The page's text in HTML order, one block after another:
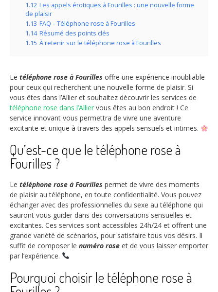
1.12 Les appels érotiques à Fourilles : une nouvelle forme
de plaisir
1.13 FAQ – Téléphone rose à Fourilles
1.14 Résumé des points clés
1.15 À retenir sur le téléphone rose à Fourilles
Le téléphone rose à Fourilles offre une expérience inoubliable
pour ceux qui recherchent une nouvelle forme de plaisir. Si
vous êtes dans l’Allier et souhaitez découvrir les services de
téléphone rose dans l’Allier vous êtes au bon endroit ! Ce
service innovant vous permettra de vivre une aventure
excitante et unique à travers des appels sensuels et intimes.
Qu’est-ce que le téléphone rose à
Fourilles ?
Le téléphone rose à Fourilles permet de vivre des moments
de plaisir au téléphone, en toute confidentialité. Vous pouvez
échanger avec des professionnelles du sexe au téléphone qui
sauront vous guider dans des conversations sensuelles et
excitantes. Ces services sont accessibles 24h/24 et offrent une
grande variété de scénarios, pour satisfaire tous vos désirs. Il
suffit de composer le numéro rose et de vous laisser emporter
par l’expérience.
Pourquoi choisir le téléphone rose à